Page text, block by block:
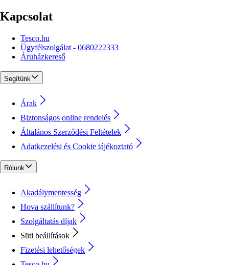
Kapcsolat
Tesco.hu
Ügyfélszolgálat - 0680222333
Áruházkereső
Segítünk
Árak
Biztonságos online rendelés
Általános Szerződési Feltételek
Adatkezelési és Cookie tájékoztató
Rólunk
Akadálymentesség
Hova szállítunk?
Szolgáltatás díjak
Süti beállítások
Fizetési lehetőségek